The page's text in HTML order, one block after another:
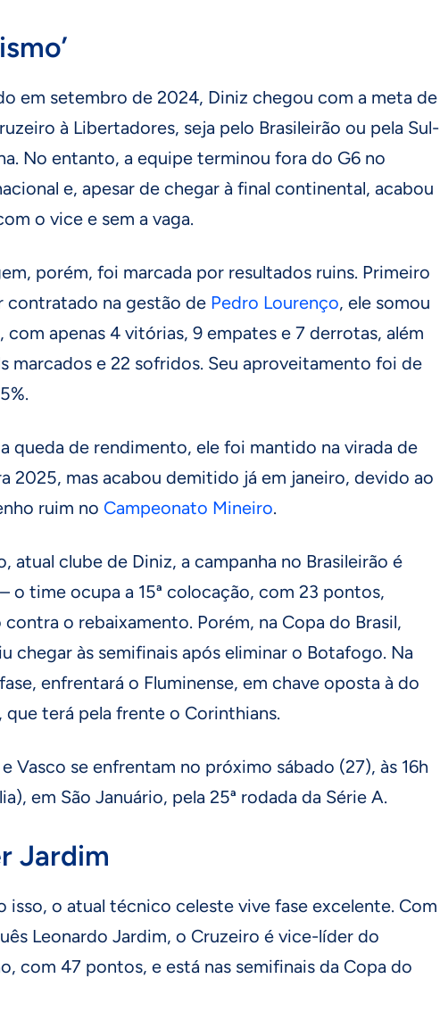
em setembro de 2024, Diniz chegou com a meta de
à Libertadores, seja pelo Brasileirão ou pela Sul-
No entanto, a equipe terminou fora do G6 no
e, apesar de chegar à final continental, acabou
o vice e sem a vaga.
porém, foi marcada por resultados ruins. Primeiro
contratado na gestão de Pedro Lourenço, ele somou
com apenas 4 vitórias, 9 empates e 7 derrotas, além
marcados e 22 sofridos. Seu aproveitamento foi de
queda de rendimento, ele foi mantido na virada de
2025, mas acabou demitido já em janeiro, devido ao
ruim no Campeonato Mineiro.
atual clube de Diniz, a campanha no Brasileirão é
o time ocupa a 15ª colocação, com 23 pontos,
o rebaixamento. Porém, na Copa do Brasil,
chegar às semifinais após eliminar o Botafogo. Na
enfrentará o Fluminense, em chave oposta à do
que terá pela frente o Corinthians.
Vasco se enfrentam no próximo sábado (27), às 16h
em São Januário, pela 25ª rodada da Série A.
Jardim
isso, o atual técnico celeste vive fase excelente. Com
Leonardo Jardim, o Cruzeiro é vice-líder do
com 47 pontos, e está nas semifinais da Copa do